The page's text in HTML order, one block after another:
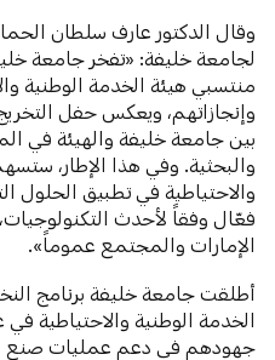
وقال الدكتور عارف سلطان
لجامعة خليفة: «تفخر جامعة
منتسبي هيئة الخدمة الوطنية
وإنجازاتهم، ويعكس حفل
بين جامعة خليفة والهيئة في
والبحثية. وفي هذا الإطار،
والاحتياطية في تطبيق الحلول
فعّال وفقاً لأحدث
الإمارات والمجتمع عموماً».
أطلقت جامعة خليفة برنامج
جهودهم في دعم عمليات صنع